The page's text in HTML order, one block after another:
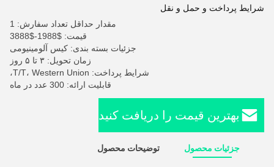
شرایط پرداخت و حمل و نقل
مقدار حداقل تعداد سفارش: 1
قیمت: $1988-$3888
جزئیات بسته بندی: کیس آلومینیومی
زمان تحویل: ۳ تا ۵ روز
شرایط پرداخت: T/T، Western Union،
قابلیت ارائه: 300 عدد در ماه
بهترین قیمت را دریافت کنید
جزئیات محصول توضیحات محصول